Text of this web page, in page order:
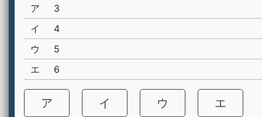
ア
3
イ
4
ウ
5
エ
6
ア イ ウ エ